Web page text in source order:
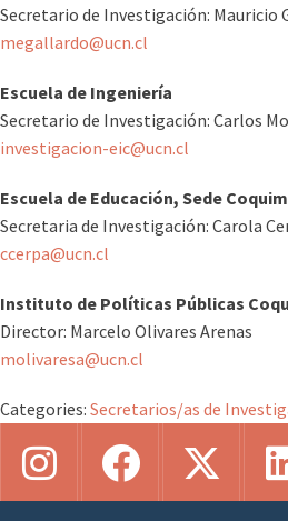
Secretario de Investigación:
megallardo@ucn.cl
Escuela de Ingeniería
Secretario de Investigación: Carlos
investigacion-eic@ucn.cl
Escuela de Educación, Sede
Secretaria de Investigación: Carola
ccerpa@ucn.cl
Instituto de Políticas Públicas
Director: Marcelo Olivares Arenas
molivaresa@ucn.cl
Categories: Secretarios/as de